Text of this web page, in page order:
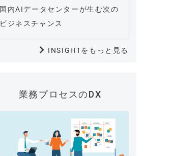
国内AIデータセンターが生む次の
ビジネスチャンス
INSIGHTをもっと見る
業務プロセスのDX